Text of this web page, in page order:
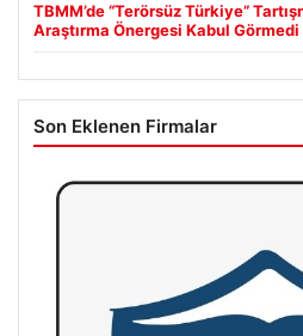
TBMM’de “Terörsüz Türkiye”
Araştırma Önergesi Kabul Görmedi
Son Eklenen Firmalar